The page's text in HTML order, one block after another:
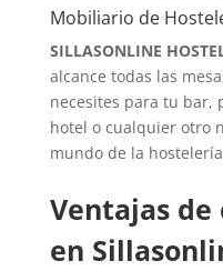
Mobiliario de
SILLASONLINE
alcance todas las
necesites para tu bar,
hotel o cualquier otro
mundo de la
Ventajas de
en